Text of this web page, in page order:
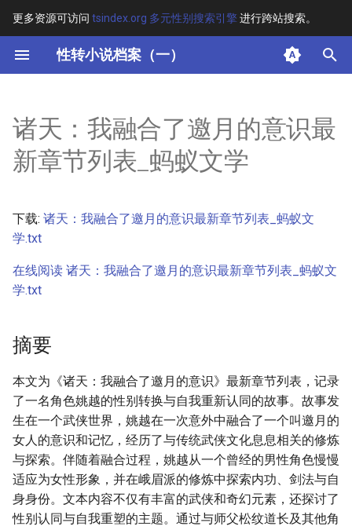
更多资源可访问 tsindex.org 多元性别搜索引擎进行跨站搜索。
性转小说档案（一）
键
开
始
索
其他信息 [Processed Page
Metadata]
诸天：我融合了邀月的意识最
新章节列表_蚂蚁文学
下载: 诸天：我融合了邀月的意识最新章节列表_蚂蚁文
学.txt
在线阅读 诸天：我融合了邀月的意识最新章节列表_蚂蚁文
学.txt
摘要
本文为《诸天：我融合了邀月的意识》最新章节列表，记录
了一名角色姚越的性别转换与自我重新认同的故事。故事发
生在一个武侠世界，姚越在一次意外中融合了一个叫邀月的
女人的意识和记忆，经历了与传统武侠文化息息相关的修炼
与探索。伴随着融合过程，姚越从一个曾经的男性角色慢慢
适应为女性形象，并在峨眉派的修炼中探索内功、剑法与自
身身份。文本内容不仅有丰富的武侠和奇幻元素，还探讨了
性别认同与自我重塑的主题。通过与师父松纹道长及其他角